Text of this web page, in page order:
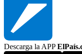
Descarga la APP